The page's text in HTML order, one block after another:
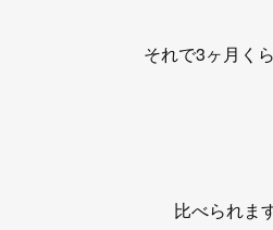
それで3ヶ月く
比べられま